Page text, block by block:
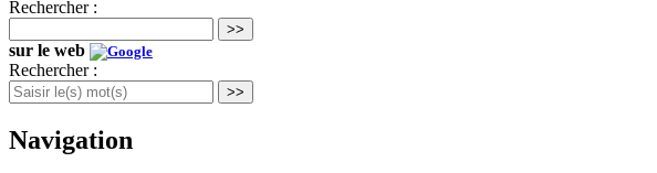
Rechercher :
>>
sur le web
Rechercher :
>>
Navigation